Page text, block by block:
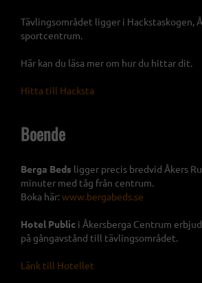
Tävlingsområdet ligger i Hackstaskogen,
sportcentrum.
Här kan du läsa mer om hur du hittar dit.
Hitta till Hacksta
Boende
Berga Beds ligger precis bredvid Åkers
minuter med tåg från centrum.
Boka här:www.bergabeds.se
Hotel Public i Åkersberga Centrum
på gångavstånd till tävlingsområdet.
Länk till Hotellet